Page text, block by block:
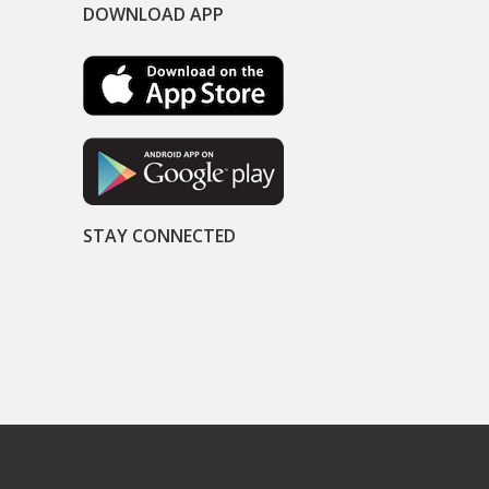
DOWNLOAD APP
STAY CONNECTED